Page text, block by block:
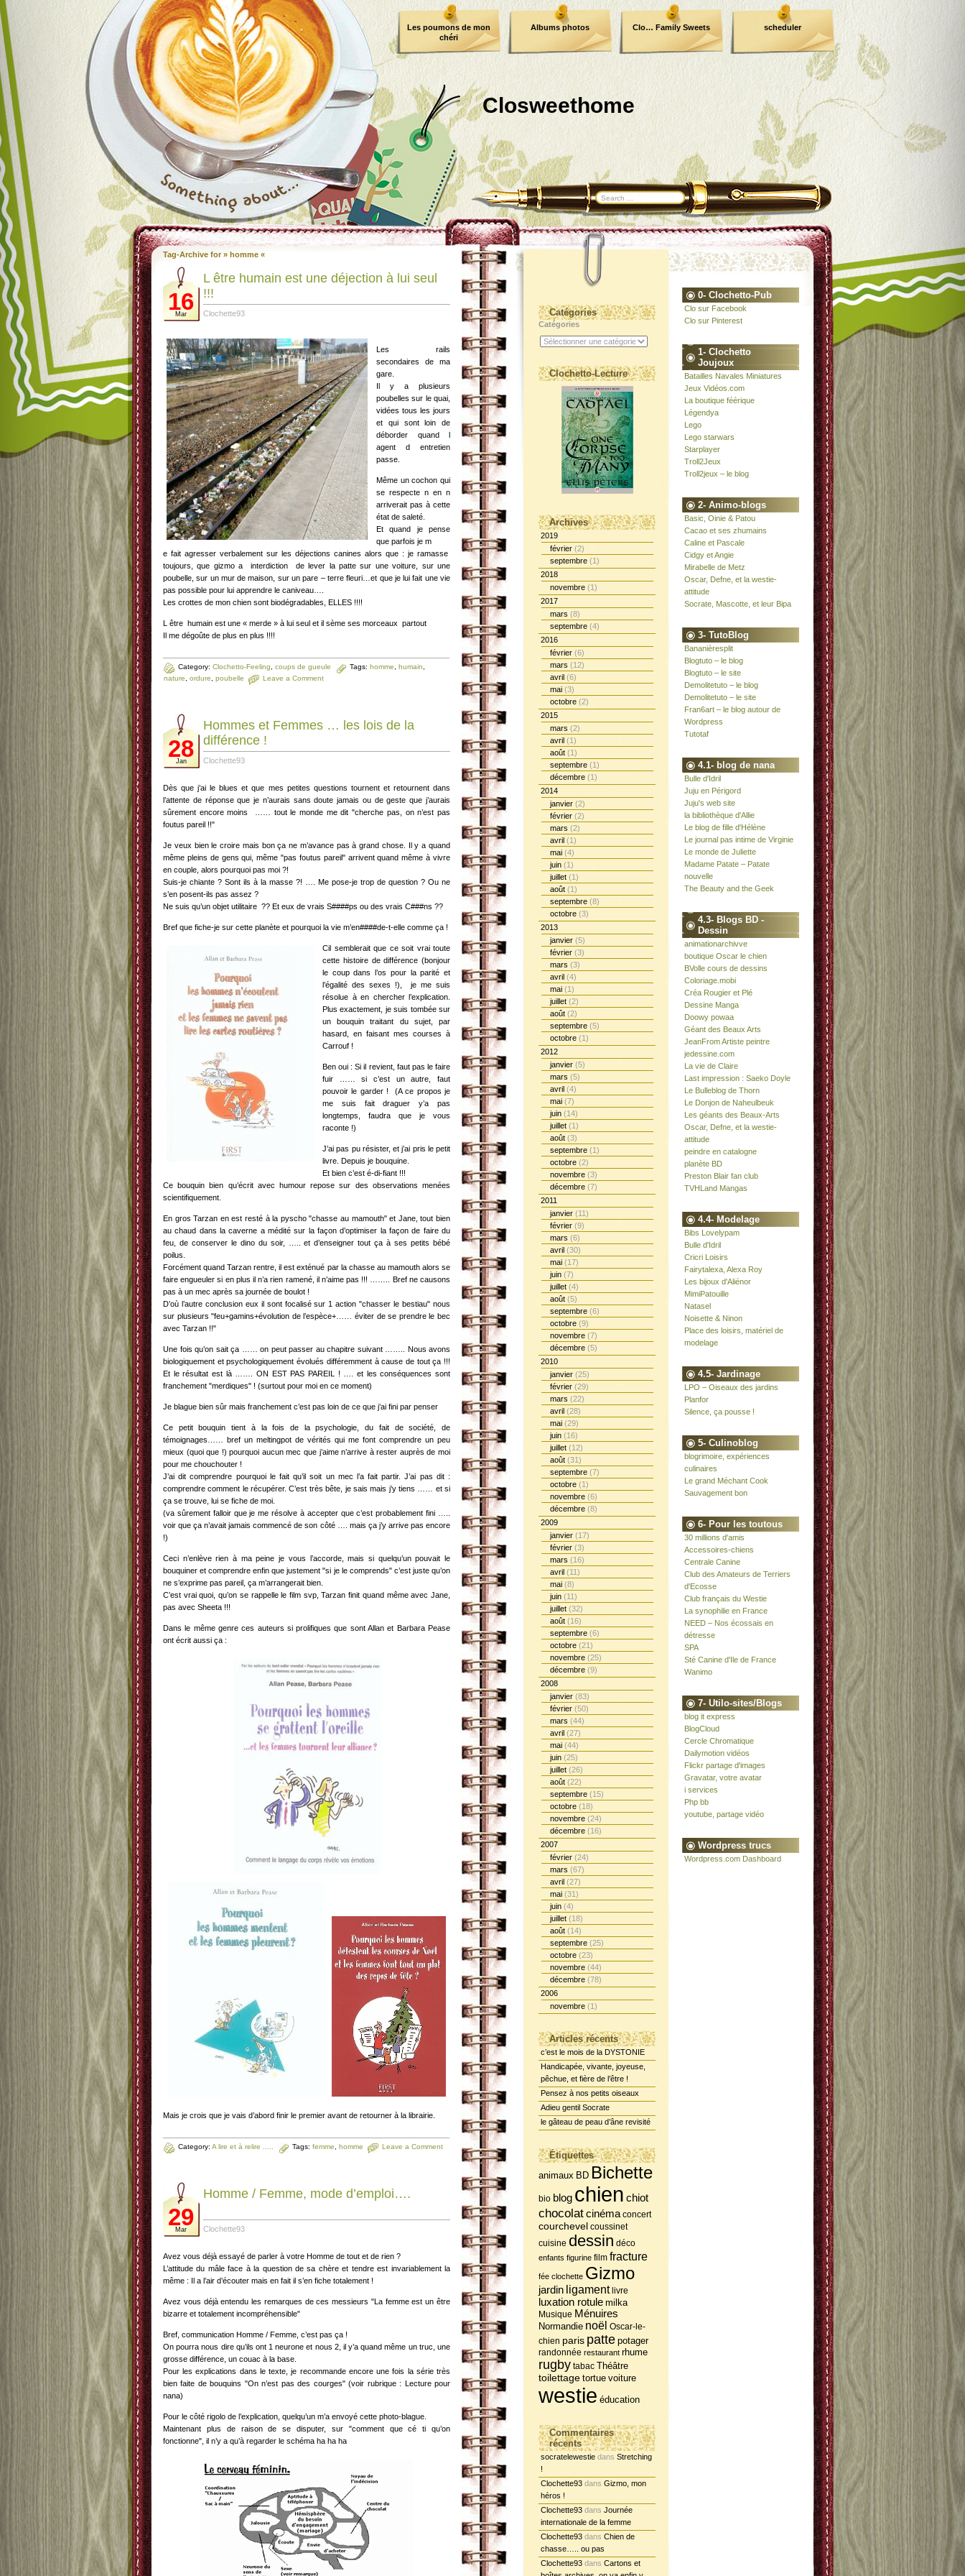
Closweethome
Les poumons de mon
chéri
Albums photos Clo… Family Sweets scheduler
Tag-Archive for » homme «
16
Mar
L être humain est une déjection à lui seul
!!!
Clochette93
Les rails
secondaires de ma
gare.
Il y a plusieurs
poubelles sur le quai,
vidées tous les jours
et qui sont loin de
déborder quand l
agent d entretien
passe.
Même un cochon qui
se respecte n en n
arriverait pas à cette
état de saleté.
Et quand je pense
que parfois je m
e fait agresser verbalement sur les déjections canines alors que : je ramasse
toujours, que gizmo a interdiction de lever la patte sur une voiture, sur une
poubelle, sur un mur de maison, sur un pare – terre fleuri…et que je lui fait une vie
pas possible pour lui apprendre le caniveau….
Les crottes de mon chien sont biodégradables, ELLES !!!!
L être humain est une « merde » à lui seul et il sème ses morceaux partout
Il me dégoûte de plus en plus !!!!
Category: Clochetto-Feeling coups de gueule Tags: homme humain
nature
ordure poubelle Leave a Comment
28
Jan
Hommes et Femmes … les lois de la
différence !
Clochette93
Dès que j’ai le blues et que mes petites questions tournent et retournent dans
l’attente de réponse que je n’aurais sans doute jamais ou de geste que j’aurais
sûrement encore moins …… tout le monde me dit "cherche pas, on n’est pas
foutus pareil !!"
Je veux bien le croire mais bon ça ne m’avance pas à grand chose. Il y a quand
même pleins de gens qui, même "pas foutus pareil" arrivent quand même à vivre
en couple, alors pourquoi pas moi ?!
Suis-je chiante ? Sont ils à la masse ?! …. Me pose-je trop de question ? Ou ne
s’en posent-ils pas assez ?
Ne suis qu’un objet utilitaire ?? Et eux de vrais S####ps ou des vrais C###ns ??
Bref que fiche-je sur cette planète et pourquoi la vie m’en####de-t-elle comme ça !
Cil semblerait que ce soit vrai toute
cette histoire de différence (bonjour
le coup dans l’os pour la parité et
l’égalité des sexes !), je me suis
résolue à en chercher l’explication.
Plus exactement, je suis tombée sur
un bouquin traitant du sujet, par
hasard, en faisant mes courses à
Carrouf !
Ben oui : Si il revient, faut pas le faire
fuir …… si c’est un autre, faut
pouvoir le garder ! (A ce propos je
me suis fait draguer y’a pas
longtemps, faudra que je vous
raconte !)
J’ai pas pu résister, et j’ai pris le petit
livre. Depuis je bouquine.
Et bien c’est é-di-fiant !!!
Ce bouquin bien qu’écrit avec humour repose sur des observations menées
scientifiquement.
En gros Tarzan en est resté à la pyscho "chasse au mamouth" et Jane, tout bien
au chaud dans la caverne a médité sur la façon d’optimiser la façon de faire du
feu, de conserver le dino du soir, ….. et d’enseigner tout ça à ses petits bébé
poilus.
Forcément quand Tarzan rentre, il est exténué par la chasse au mamouth alors se
faire engueuler si en plus il n’a rien ramené, il n’aime pas !!! …….. Bref ne causons
pas à un mec après sa journée de boulot !
D’où l’autre conclusion eux il sont focalisé sur 1 action "chasser le bestiau" nous
sur plusieurs "feu+gamins+évolution de l’espèce+…… éviter de se prendre le bec
avec Tarzan !!"
Une fois qu’on sait ça …… on peut passer au chapitre suivant …….. Nous avons
biologiquement et psychologiquement évolués différemment à cause de tout ça !!!
Et le résultat est là ……. ON EST PAS PAREIL ! …. et les conséquences sont
franchement "merdiques" ! (surtout pour moi en ce moment)
Je blague bien sûr mais franchement c’est pas loin de ce que j’ai fini par penser
Ce petit bouquin tient à la fois de la psychologie, du fait de société, de
témoignages…… bref un meltingpot de vérités qui me font comprendre un peu
mieux (quoi que !) pourquoi aucun mec que j’aime n’arrive à rester auprès de moi
pour me chouchouter !
J’ai dit comprendre pourquoi le fait qu’il soit un mec l’a fait partir. J’ai pas dit :
comprendre comment le récupérer. C’est très bête, je sais mais j’y tiens …… et si
ça se trouve, lui se fiche de moi.
(va sûrement falloir que je me résolve à accepter que c’est probablement fini …..
voir que ça n’avait jamais commencé de son côté …. mais ça j’y arrive pas encore
!)
Ceci n’enlève rien à ma peine je vous l’accorde, mais si quelqu’un pouvait le
bouquiner et comprendre enfin que justement "si je le comprends" c’est juste qu’on
ne s’exprime pas pareil, ça m’arrangerait bien.
C’est vrai quoi, qu’on se rappelle le film svp, Tarzan finit quand même avec Jane,
pas avec Sheeta !!!
Dans le même genre ces auteurs si prolifiques que sont Allan et Barbara Pease
ont écrit aussi ça :
Mais je crois que je vais d’abord finir le premier avant de retourner à la librairie.
Category: A lire et à relire ..... Tags: femme homme Leave a Comment
29
Mar
Homme / Femme, mode d’emploi….
Clochette93
Avez vous déjà essayé de parler à votre Homme de tout et de rien ?
L’attitude du mâle face à la question de sa chère et tendre est invariablement la
même : Il a l’air d’écouter mais en fait il s’en fiche totalement !
Avez vous déjà entendu les remarques de ces messieurs "La femme est un être
bizarre et totalement incompréhensible"
Bref, communication Homme / Femme, c’est pas ça !
On pourra nous dire qu’ils ont 1 neurone et nous 2, il y’a quand même un truc, une
grosse différence, un couac à la base.
Pour les explications dans le texte, je recommande encore une fois la série très
bien faite de bouquins "On n’est pas des courges" (voir rubrique : Lecture pour
nana)
Pour le côté rigolo de l’explication, quelqu’un m’a envoyé cette photo-blague.
Maintenant plus de raison de se disputer, sur "comment que cé ti qu’on
fonctionne", il n’y a qu’à regarder le schéma ha ha ha
Catégories
Catégories
Clochetto-Lecture
Archives
2019
février (2)
septembre (1)
2018
novembre (1)
2017
mars (8)
septembre (4)
2016
février (6)
mars (12)
avril (6)
mai (3)
octobre (2)
2015
mars (2)
avril (1)
août (1)
septembre (1)
décembre (1)
2014
janvier (2)
février (2)
mars (2)
avril (1)
mai (4)
juin (1)
juillet (1)
août (1)
septembre (8)
octobre (3)
2013
janvier (5)
février (3)
mars (3)
avril (4)
mai (1)
juillet (2)
août (2)
septembre (5)
octobre (1)
2012
janvier (5)
mars (5)
avril (4)
mai (7)
juin (14)
juillet (1)
août (3)
septembre (1)
octobre (2)
novembre (3)
décembre (7)
2011
janvier (11)
février (9)
mars (6)
avril (30)
mai (17)
juin (7)
juillet (4)
août (5)
septembre (6)
octobre (9)
novembre (7)
décembre (5)
2010
janvier (25)
février (29)
mars (22)
avril (28)
mai (29)
juin (16)
juillet (12)
août (31)
septembre (7)
octobre (1)
novembre (6)
décembre (8)
2009
janvier (17)
février (3)
mars (16)
avril (11)
mai (8)
juin (11)
juillet (32)
août (16)
septembre (6)
octobre (21)
novembre (25)
décembre (9)
2008
janvier (83)
février (50)
mars (44)
avril (27)
mai (44)
juin (25)
juillet (26)
août (22)
septembre (15)
octobre (18)
novembre (24)
décembre (16)
2007
février (24)
mars (67)
avril (27)
mai (31)
juin (4)
juillet (18)
août (14)
septembre (25)
octobre (23)
novembre (44)
décembre (78)
2006
novembre (1)
Articles récents
c’est le mois de la DYSTONIE
Handicapée, vivante, joyeuse,
pêchue, et fière de l’être !
Pensez à nos petits oiseaux
Adieu gentil Socrate
le gâteau de peau d’âne revisité
Étiquettes
animaux BD Bichette
bio blog chien chiot
chocolatcinéma concert
courchevel coussinet
cuisine dessin déco
enfants figurine film fracture
fée clochette Gizmo
jardin ligament livre
luxation rotule milka
Musique Ménuires
Normandie noël Oscar-le-
chien paris patte potager
randonnée restaurant rhume
rugby tabac Théâtre
toilettage tortue voiture
westie éducation
Commentaires
récents
socratelewestie dans Stretching
!
Clochette93 dans Gizmo, mon
héros !
Clochette93 dans Journée
internationale de la femme
Clochette93 dans Chien de
chasse….. ou pas
Clochette93 dans Cartons et
0- Clochetto-Pub
Clo sur Facebook
Clo sur Pinterest
1- Clochetto
Joujoux
Batailles Navales Miniatures
Jeux Vidéos.com
La boutique féérique
Légendya
Lego
Lego starwars
Starplayer
Troll2Jeux
Troll2jeux – le blog
2- Animo-blogs
Basic, Oinie & Patou
Cacao et ses zhumains
Caline et Pascale
Cidgy et Angie
Mirabelle de Metz
Oscar, Defne, et la westie-
attitude
Socrate, Mascotte, et leur Bipa
3- TutoBlog
Bananièresplit
Blogtuto – le blog
Blogtuto – le site
Demolitetuto – le blog
Demolitetuto – le site
Fran6art – le blog autour de
Wordpress
Tutotaf
4.1- blog de nana
Bulle d'Idril
Juju en Périgord
Juju's web site
la bibliothèque d'Allie
Le blog de fille d'Hélène
Le journal pas intime de Virginie
Le monde de Juliette
Madame Patate – Patate
nouvelle
The Beauty and the Geek
4.3- Blogs BD -
Dessin
animationarchivve
boutique Oscar le chien
BVolle cours de dessins
Coloriage.mobi
Créa Rougier et Plé
Dessine Manga
Doowy powaa
Géant des Beaux Arts
JeanFrom Artiste peintre
jedessine.com
La vie de Claire
Last impression : Saeko Doyle
Le Bulleblog de Thorn
Le Donjon de Naheulbeuk
Les géants des Beaux-Arts
Oscar, Defne, et la westie-
attitude
peindre en catalogne
planète BD
Preston Blair fan club
TVHLand Mangas
4.4- Modelage
Bibs Lovelypam
Bulle d'Idril
Cricri Loisirs
Fairytalexa, Alexa Roy
Les bijoux d'Aliénor
MimiPatouille
Natasel
Noisette & Ninon
Place des loisirs, matériel de
modelage
4.5- Jardinage
LPO – Oiseaux des jardins
Planfor
Silence, ça pousse !
5- Culinoblog
blogrimoire, expériences
culinaires
Le grand Méchant Cook
Sauvagement bon
6- Pour les toutous
30 millions d'amis
Accessoires-chiens
Centrale Canine
Club des Amateurs de Terriers
d'Ecosse
Club français du Westie
La synophilie en France
NEED – Nos écossais en
détresse
SPA
Sté Canine d'Ile de France
Wanimo
7- Utilo-sites/Blogs
blog it express
BlogCloud
Cercle Chromatique
Dailymotion vidéos
Flickr partage d'images
Gravatar, votre avatar
i services
Php bb
youtube, partage vidéo
Wordpress trucs
Wordpress.com Dashboard